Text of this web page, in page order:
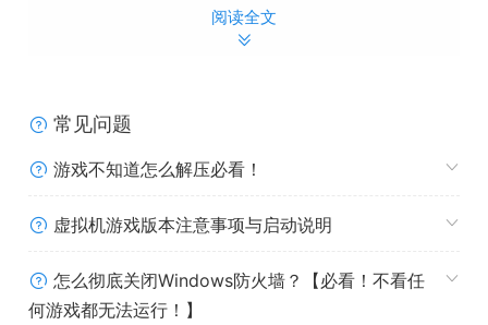
5. 游戏适配键盘、鼠标操作
阅读全文
常见问题
游戏不知道怎么解压必看！
虚拟机游戏版本注意事项与启动说明
怎么彻底关闭Windows防火墙？【必看！不看任
何游戏都无法运行！】